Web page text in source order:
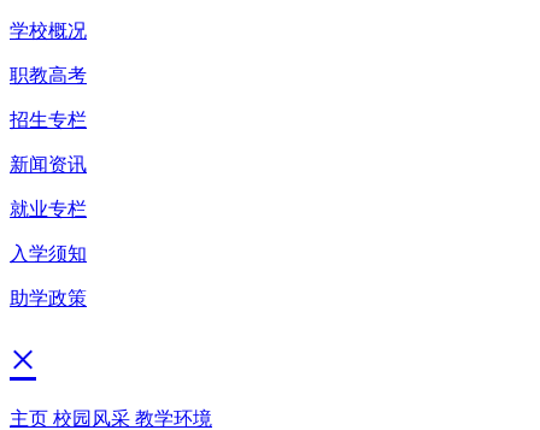
学校概况
职教高考
招生专栏
新闻资讯
就业专栏
入学须知
助学政策
×
主页 校园风采 教学环境